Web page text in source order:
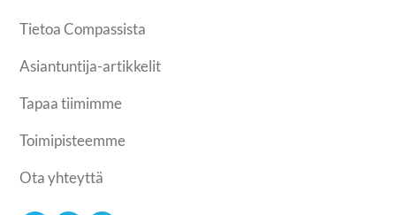
Tietoa Compassista
Asiantuntija-artikkelit
Tapaa tiimimme
Toimipisteemme
Ota yhteyttä